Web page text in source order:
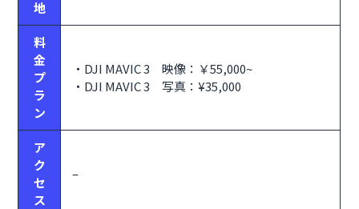
地
料
金
プ
ラ
ン
・DJI MAVIC 3 映像：￥55,000~
・DJI MAVIC 3 写真：¥35,000
ア
ク
セ
ス
–